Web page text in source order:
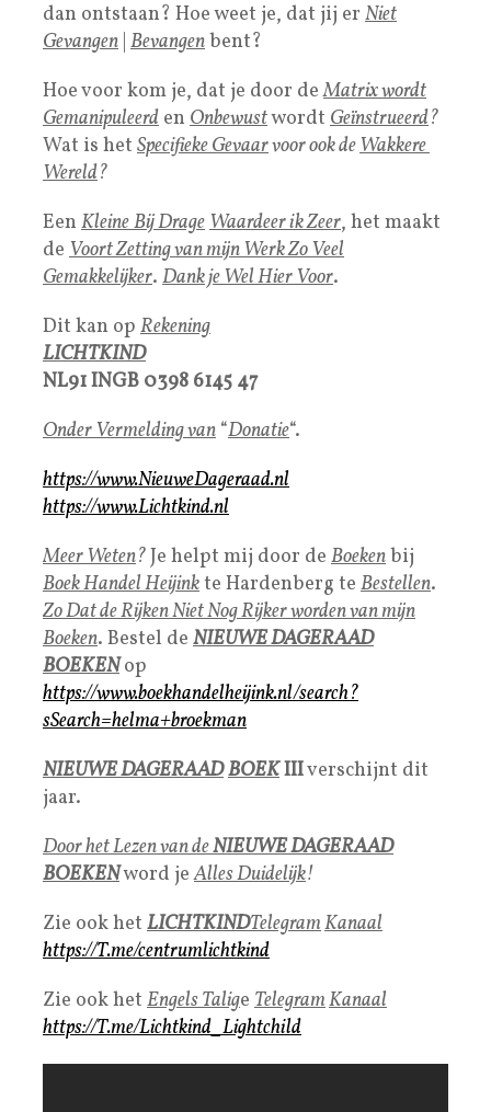
dan ontstaan? Hoe weet je, dat jij er Niet
Gevangen Bevangenbent?
Hoe voor kom je, dat je door deMatrix wordt
Gemanipuleerd en Onbewustwordt Geïnstrueerd?
Wat is het Specifieke Gevaarvoor ook deWakkere
Wereld?
Een KleineBij DrageWaardeer ik Zeer, het maakt
de Voort Zetting van mijn Werk Zo Veel
Gemakkelijker. Dank je Wel Hier Voor.
Dit kan op Rekening
LICHTKIND
NL91 INGB 0398 6145 47
Onder Vermelding van “Donatie“.
https://www.NieuweDageraad.nl
https://www.Lichtkind.nl
Meer Weten?Je helpt mij door de Boekenbij
Boek Handel Heijinkte Hardenberg te Bestellen.
Zo Dat de Rijken Niet Nog Rijker worden van mijn
Boeken. Bestel de NIEUWE DAGERAAD
BOEKENop
https://www.boekhandelheijink.nl/search?
sSearch=helma+broekman
NIEUWE DAGERAADBOEKIIIverschijnt dit
jaar.
Door het Lezen van deNIEUWE DAGERAAD
BOEKENword jeAlles Duidelijk!
Zie ook het LICHTKINDTelegramKanaal
https://T.me/centrumlichtkind
Zie ook het Engels Talige TelegramKanaal
https://T.me/Lichtkind_Lightchild